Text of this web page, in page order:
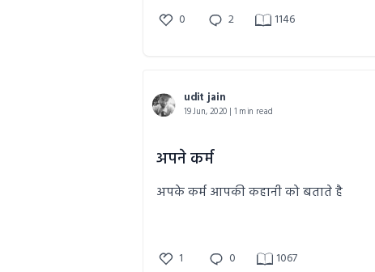
language.
0 2 1146
udit jain
19 Jun, 2020 | 1 min read
अपने कर्म
अपके कर्म आपकी कहानी को बताते है
1 0 1067